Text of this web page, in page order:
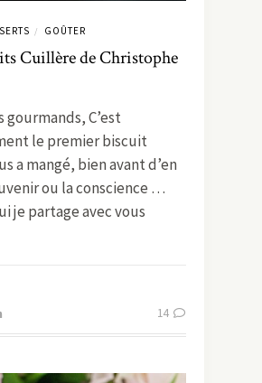
/ GOÛTER
Cuillère de Christophe
gourmands, C’est
le premier biscuit
a mangé, bien avant d’en
ou la conscience …
je partage avec vous
14